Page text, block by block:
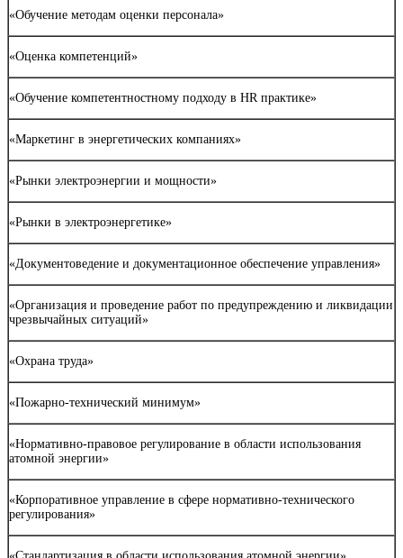
«Обучение методам оценки персонала»
«Оценка компетенций»
«Обучение компетентностному подходу в HR практике»
«Маркетинг в энергетических компаниях»
«Рынки электроэнергии и мощности»
«Рынки в электроэнергетике»
«Документоведение и документационное обеспечение управления»
«Организация и проведение работ по предупреждению и ликвидации
чрезвычайных ситуаций»
«Охрана труда»
«Пожарно-технический минимум»
«Нормативно-правовое регулирование в области использования
атомной энергии»
«Корпоративное управление в сфере нормативно-технического
регулирования»